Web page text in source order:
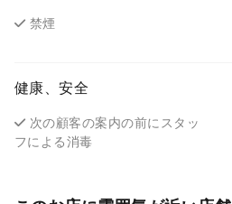
禁煙
健康、安全
次の顧客の案内の前にスタッ
フによる消毒